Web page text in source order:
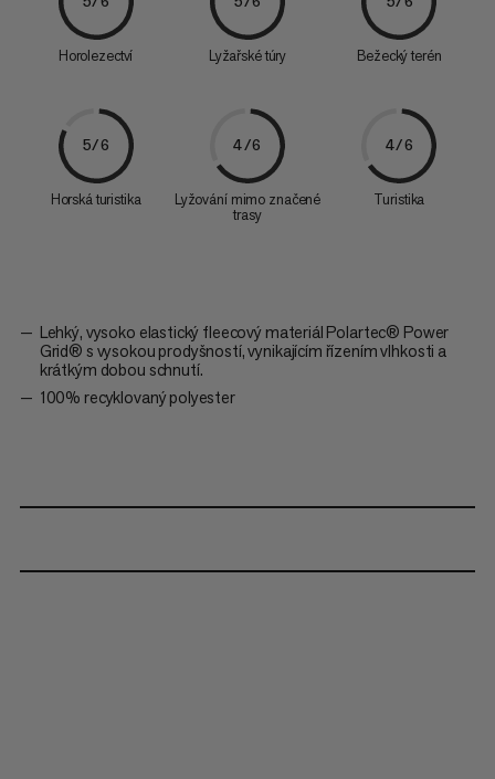
Horolezectví Lyžařské túry Bežecký terén
5/6
Horská turistika
4/6
Lyžování mimo značené
trasy
4/6
Turistika
Lehký, vysoko elastický fleecový materiál Polartec® Power
Grid® s vysokou prodyšností, vynikajícím řízením vlhkosti a
krátkým dobou schnutí.
100% recyklovaný polyester